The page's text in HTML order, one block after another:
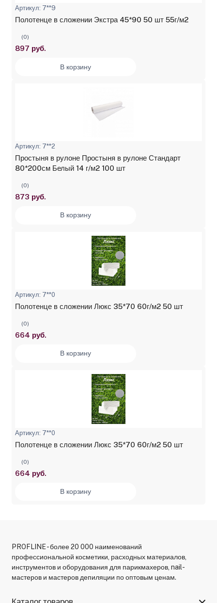
Артикул: 7**9
Полотенце в сложении Экстра 45*90 50 шт 55г/м2
(0)
897 руб.
В корзину
Артикул: 7**2
Простыня в рулоне Простыня в рулоне Стандарт
80*200см Белый 14 г/м2 100 шт
(0)
873 руб.
В корзину
Артикул: 7**0
Полотенце в сложении Люкс 35*70 60г/м2 50 шт
(0)
664 руб.
В корзину
Артикул: 7**0
Полотенце в сложении Люкс 35*70 60г/м2 50 шт
(0)
664 руб.
В корзину
PROFLINE - более 20 000 наименований
профессиональной косметики, расходных материалов,
инструментов и оборудования для парикмахеров, nail-
мастеров и мастеров депиляции по оптовым ценам.